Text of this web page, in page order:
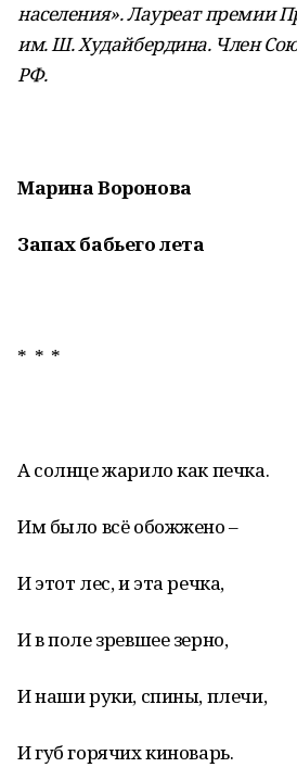
населения». Лауреат премии
им. Ш. Худайбердина. Член
РФ.
Марина Воронова
Запах бабьего лета
* * *
А солнце жарило как печка.
Им было всё обожжено –
И этот лес, и эта речка,
И в поле зревшее зерно,
И наши руки, спины, плечи,
И губ горячих киноварь.